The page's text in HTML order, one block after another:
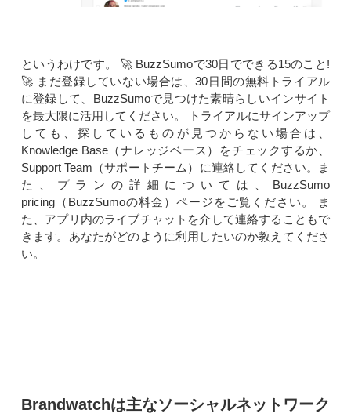
というわけです。 🚀 BuzzSumoで30日でできる15のこと!
🚀 まだ登録していない場合は、30日間の無料トライアル
に登録して、BuzzSumoで見つけた素晴らしいインサイト
を最大限に活用してください。 トライアルにサインアップ
しても、探しているものが見つからない場合 は、
Knowledge Base（ナレッジベース）をチェックするか、
Support Team（サポートチーム）に連絡してください。ま
た、プランの詳細について は、 BuzzSumo
pricing（BuzzSumoの料金）ページをご覧ください。 ま
た、アプリ内のライブチャットを介して連絡することもで
きます。あなたがどのように利用したいのか教えてくださ
い。
Brandwatchは主なソーシャルネットワーク